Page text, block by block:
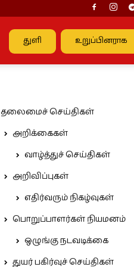
துளி உறுப்பினராக
தலைமைச் செய்திகள்
அறிக்கைகள்
வாழ்த்துச் செய்திகள்
அறிவிப்புகள்
எதிர்வரும் நிகழ்வுகள்
பொறுப்பாளர்கள் நியமனம்
ஒழுங்கு நடவடிக்கை
துயர் பகிர்வுச் செய்திகள்